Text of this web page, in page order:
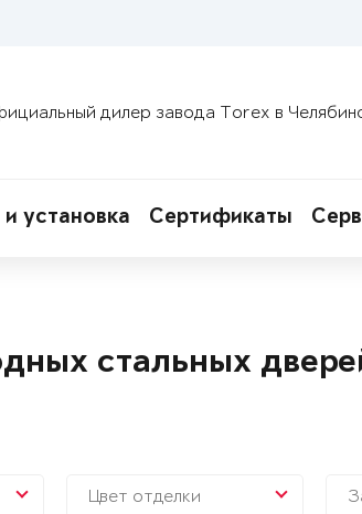
дилер завода Torex в
установка Сертификаты
стальных
Цвет отделки